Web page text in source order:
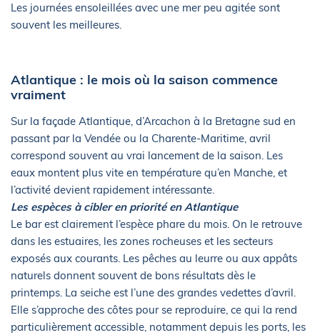
Les journées ensoleillées avec une mer peu agitée sont
souvent les meilleures.
Atlantique : le mois où la saison commence
vraiment
Sur la façade Atlantique, d’Arcachon à la Bretagne sud en
passant par la Vendée ou la Charente-Maritime, avril
correspond souvent au vrai lancement de la saison. Les
eaux montent plus vite en température qu’en Manche, et
l’activité devient rapidement intéressante.
Les espèces à cibler en priorité en Atlantique
Le bar est clairement l’espèce phare du mois. On le retrouve
dans les estuaires, les zones rocheuses et les secteurs
exposés aux courants. Les pêches au leurre ou aux appâts
naturels donnent souvent de bons résultats dès le
printemps. La seiche est l’une des grandes vedettes d’avril.
Elle s’approche des côtes pour se reproduire, ce qui la rend
particulièrement accessible, notamment depuis les ports, les